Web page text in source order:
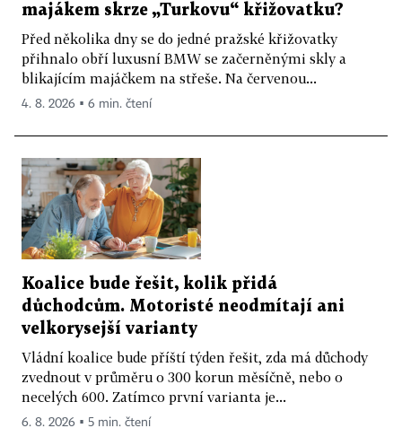
majákem skrze „Turkovu“ křižovatku?
Před několika dny se do jedné pražské křižovatky
přihnalo obří luxusní BMW se začerněnými skly a
blikajícím majáčkem na střeše. Na červenou...
4. 8. 2026 ▪ 6 min. čtení
Koalice bude řešit, kolik přidá
důchodcům. Motoristé neodmítají ani
velkorysejší varianty
Vládní koalice bude příští týden řešit, zda má důchody
zvednout v průměru o 300 korun měsíčně, nebo o
necelých 600. Zatímco první varianta je...
6. 8. 2026 ▪ 5 min. čtení